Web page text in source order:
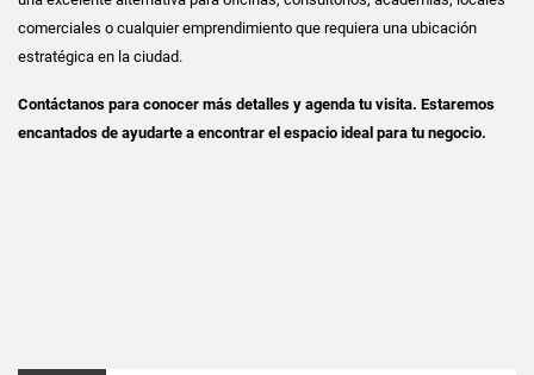
comerciales o cualquier emprendimiento que requiera una ubicación
estratégica en la ciudad.
Contáctanos para conocer más detalles y agenda tu visita. Estaremos
encantados de ayudarte a encontrar el espacio ideal para tu negocio.